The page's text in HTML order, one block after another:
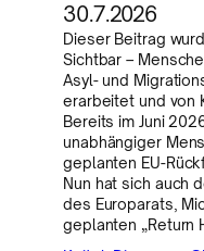
30.7.2026
Dieser Beitrag
Sichtbar –
Asyl- und
erarbeitet und von
Bereits im Juni
unabhängiger
geplanten EU-
Nun hat sich auch
des Europarats,
geplanten „Return